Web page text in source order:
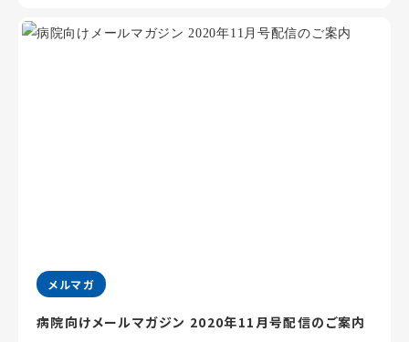
メルマガ
病院向けメールマガジン 2020年11月号配信のご案内